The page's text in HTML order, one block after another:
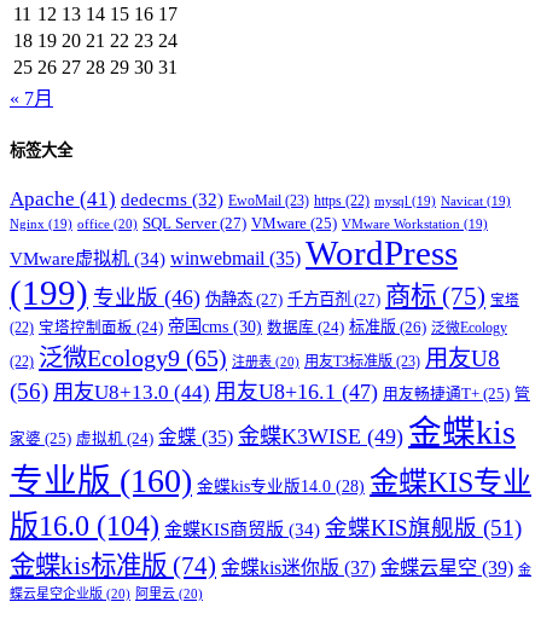
11 12 13 14 15 16 17
18 19 20 21 22 23 24
25 26 27 28 29 30 31
« 7月
标签大全
Apache (41) dedecms (32) EwoMail (23) https (22) mysql (19) Navicat (19)
Nginx (19) office (20) SQL Server(27) VMware (25) VMware Workstation (19)
VMware虚拟机 (34) winwebmail (35) WordPress
(199) 专业版 (46) 伪静态 (27) 千方百剂 (27) 商标 (75) 宝塔
(22) 宝塔控制面板 (24) 帝国cms (30) 数据库 (24) 标准版 (26) 泛微Ecology
(22) 泛微Ecology9 (65) 注册表 (20) 用友T3标准版 (23) 用友U8
(56) 用友U8+13.0 (44) 用友U8+16.1 (47) 用友畅捷通T+ (25) 管
家婆 (25) 虚拟机 (24) 金蝶 (35) 金蝶K3WISE (49) 金蝶kis
专业版 (160) 金蝶kis专业版14.0 (28) 金蝶KIS专业
版16.0 (104) 金蝶KIS商贸版 (34) 金蝶KIS旗舰版 (51)
金蝶kis标准版 (74) 金蝶kis迷你版 (37) 金蝶云星空 (39) 金
蝶云星空企业版 (20) 阿里云 (20)